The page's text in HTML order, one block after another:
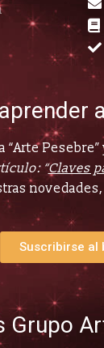
“Arte
“Claves
Suscribirse al
Grupo